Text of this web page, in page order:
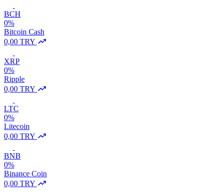
BCH
0%
Bitcoin Cash
0,00 TRY
XRP
0%
Ripple
0,00 TRY
LTC
0%
Litecoin
0,00 TRY
BNB
0%
Binance Coin
0,00 TRY